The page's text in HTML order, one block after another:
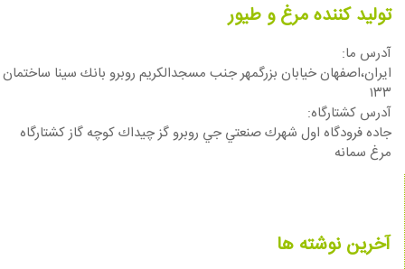
تولید کننده مرغ و طیور
آدرس ما:
ایران،اصفهان خيابان بزرگمهر جنب مسجدالكريم روبرو بانك سينا ساختمان
١٣٣
آدرس كشتارگاه:
جاده فرودگاه اول شهرك صنعتي جي روبرو گز چيداك كوچه گاز كشتارگاه
مرغ سمانه
آخرین نوشته ها